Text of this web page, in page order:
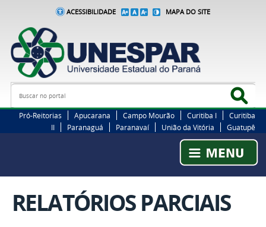
ACESSIBILIDADE MAPA DO SITE
Busca
Pró-Reitorias Apucarana Campo Mourão Curitiba I
Curitiba
II
Paranaguá Paranavaí União da Vitória Guatupê
RELATÓRIOS PARCIAIS